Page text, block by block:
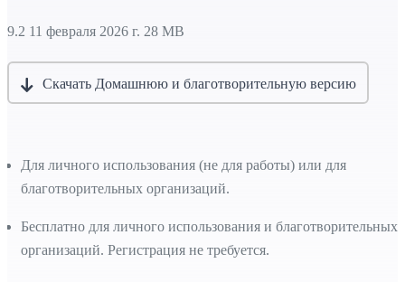
9.2 11 февраля 2026 г. 28 MB
Скачать Домашнюю и благотворительную версию
Для личного использования (не для работы) или для
благотворительных организаций.
Бесплатно для личного использования и благотворительных
организаций. Регистрация не требуется.